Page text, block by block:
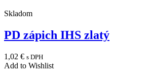
Skladom
PD zápich IHS zlatý
1,02 € s DPH
Add to Wishlist